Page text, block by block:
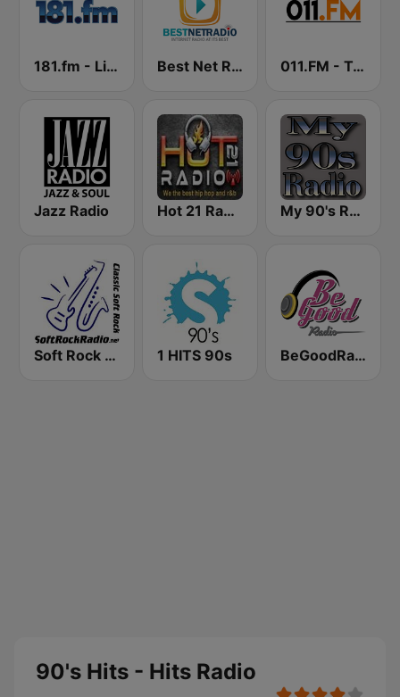
181.fm - Lite 90's Best Net Radio - 80s and 90s Mix 011.FM - Totally 90s
Jazz Radio Hot 21 Radio My 90's Radio
Soft Rock Radio 1 HITS 90s BeGoodRadio - 80s Pop Rock
90's Hits - Hits Radio